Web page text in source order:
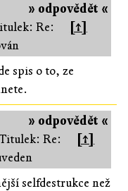
» odpovědět «
Re:
[↑]
spis o to, ze
» odpovědět «
Re:
[↑]
selfdestrukce než